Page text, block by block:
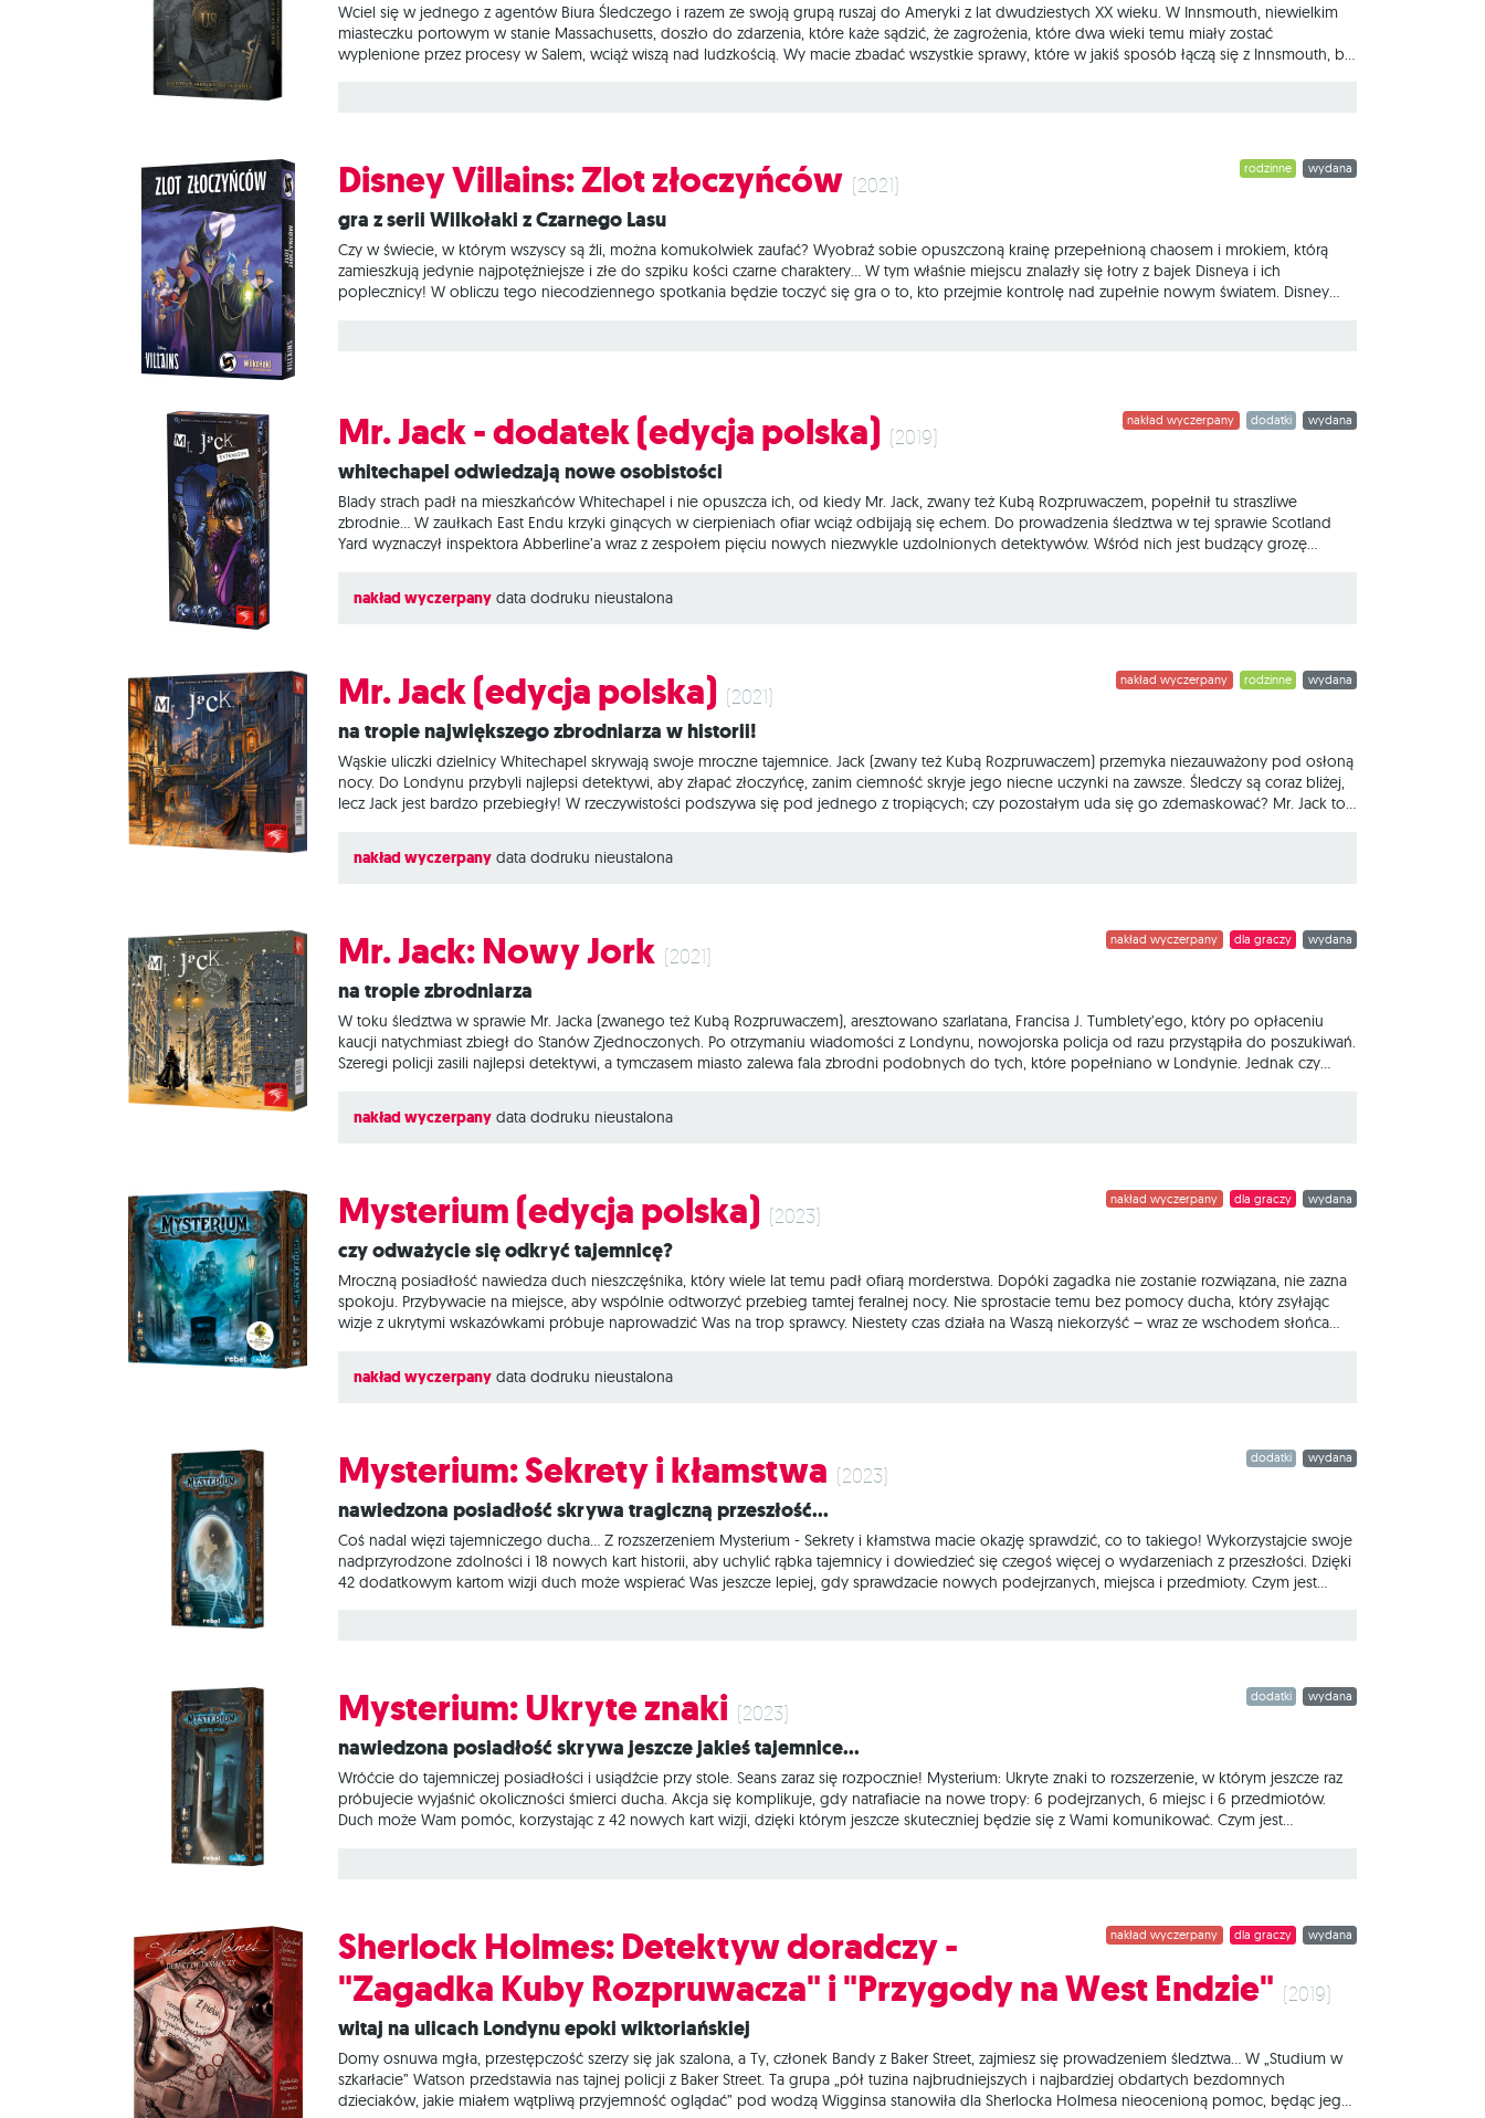
Wciel się w jednego z agentów Biura Śledczego i razem ze swoją grupą ruszaj do Ameryki z lat dwudziestych XX wieku. W Innsmouth, niewielkim
miasteczku portowym w stanie Massachusetts, doszło do zdarzenia, które każe sądzić, że zagrożenia, które dwa wieki temu miały zostać
wyplenione przez procesy w Salem, wciąż wiszą nad ludzkością. Wy macie zbadać wszystkie sprawy, które w jakiś sposób łączą się z Innsmouth, by
wydana
rodzinne
Disney Villains: Zlot złoczyńców (2021)
Gra z serii Wilkołaki z Czarnego Lasu
Czy w świecie, w którym wszyscy są źli, można komukolwiek zaufać? Wyobraź sobie opuszczoną krainę przepełnioną chaosem i mrokiem, którą
zamieszkują jedynie najpotężniejsze i złe do szpiku kości czarne charaktery... W tym właśnie miejscu znalazły się łotry z bajek Disneya i ich
poplecznicy! W obliczu tego niecodziennego spotkania będzie toczyć się gra o to, kto przejmie kontrolę nad zupełnie nowym światem. Disney
wydana
dodatki
nakład wyczerpany
Mr. Jack - dodatek (edycja polska) (2019)
Whitechapel odwiedzają nowe osobistości
Blady strach padł na mieszkańców Whitechapel i nie opuszcza ich, od kiedy Mr. Jack, zwany też Kubą Rozpruwaczem, popełnił tu straszliwe
zbrodnie… W zaułkach East Endu krzyki ginących w cierpieniach ofiar wciąż odbijają się echem. Do prowadzenia śledztwa w tej sprawie Scotland
Yard wyznaczył inspektora Abberline’a wraz z zespołem pięciu nowych niezwykle uzdolnionych detektywów. Wśród nich jest budzący grozę
nakład wyczerpany data dodruku nieustalona
wydana
rodzinne
nakład wyczerpany
Mr. Jack (edycja polska) (2021)
Na tropie największego zbrodniarza w historii!
Wąskie uliczki dzielnicy Whitechapel skrywają swoje mroczne tajemnice. Jack (zwany też Kubą Rozpruwaczem) przemyka niezauważony pod osłoną
nocy. Do Londynu przybyli najlepsi detektywi, aby złapać złoczyńcę, zanim ciemność skryje jego niecne uczynki na zawsze. Śledczy są coraz bliżej,
lecz Jack jest bardzo przebiegły! W rzeczywistości podszywa się pod jednego z tropiących; czy pozostałym uda się go zdemaskować? Mr. Jack to
rolę Kuby Rozpruwacza, który po
nakład wyczerpany data dodruku nieustalona
wydana
dla graczy
nakład wyczerpany
Mr. Jack: Nowy Jork (2021)
Na tropie zbrodniarza
W toku śledztwa w sprawie Mr. Jacka (zwanego też Kubą Rozpruwaczem), aresztowano szarlatana, Francisa J. Tumblety’ego, który po opłaceniu
kaucji natychmiast zbiegł do Stanów Zjednoczonych. Po otrzymaniu wiadomości z Londynu, nowojorska policja od razu przystąpiła do poszukiwań.
Szeregi policji zasili najlepsi detektywi, a tymczasem miasto zalewa fala zbrodni podobnych do tych, które popełniano w Londynie. Jednak czy
wcielają się w niesymetryczne role i
nakład wyczerpany data dodruku nieustalona
wydana
dla graczy
nakład wyczerpany
Mysterium (edycja polska) (2023)
Czy odważycie się odkryć tajemnicę?
Mroczną posiadłość nawiedza duch nieszczęśnika, który wiele lat temu padł ofiarą morderstwa. Dopóki zagadka nie zostanie rozwiązana, nie zazna
spokoju. Przybywacie na miejsce, aby wspólnie odtworzyć przebieg tamtej feralnej nocy. Nie sprostacie temu bez pomocy ducha, który zsyłając
wizje z ukrytymi wskazówkami próbuje naprowadzić Was na trop sprawcy. Niestety czas działa na Waszą niekorzyść – wraz ze wschodem słońca
podejrzanych oraz
nakład wyczerpany data dodruku nieustalona
wydana
dodatki
Mysterium: Sekrety i kłamstwa (2023)
Nawiedzona posiadłość skrywa tragiczną przeszłość…
Coś nadal więzi tajemniczego ducha… Z rozszerzeniem Mysterium - Sekrety i kłamstwa macie okazję sprawdzić, co to takiego! Wykorzystajcie swoje
nadprzyrodzone zdolności i 18 nowych kart historii, aby uchylić rąbka tajemnicy i dowiedzieć się czegoś więcej o wydarzeniach z przeszłości. Dzięki
42 dodatkowym kartom wizji duch może wspierać Was jeszcze lepiej, gdy sprawdzacie nowych podejrzanych, miejsca i przedmioty. Czym jest
wydana
dodatki
Mysterium: Ukryte znaki (2023)
Nawiedzona posiadłość skrywa jeszcze jakieś tajemnice…
Wróćcie do tajemniczej posiadłości i usiądźcie przy stole. Seans zaraz się rozpocznie! Mysterium: Ukryte znaki to rozszerzenie, w którym jeszcze raz
próbujecie wyjaśnić okoliczności śmierci ducha. Akcja się komplikuje, gdy natrafiacie na nowe tropy: 6 podejrzanych, 6 miejsc i 6 przedmiotów.
Duch może Wam pomóc, korzystając z 42 nowych kart wizji, dzięki którym jeszcze skuteczniej będzie się z Wami komunikować. Czym jest
wydana
dla graczy
nakład wyczerpany
Sherlock Holmes: Detektyw doradczy -
"Zagadka Kuby Rozpruwacza" i "Przygody na West Endzie" (2019)
Witaj na ulicach Londynu epoki wiktoriańskiej
Domy osnuwa mgła, przestępczość szerzy się jak szalona, a Ty, członek Bandy z Baker Street, zajmiesz się prowadzeniem śledztwa… W „Studium w
szkarłacie” Watson przedstawia nas tajnej policji z Baker Street. Ta grupa „pół tuzina najbrudniejszych i najbardziej obdartych bezdomnych
dzieciaków, jakie miałem wątpliwą przyjemność oglądać” pod wodzą Wigginsa stanowiła dla Sherlocka Holmesa nieocenioną pomoc, będąc jego